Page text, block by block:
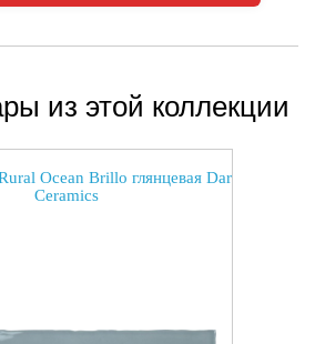
из этой коллекции
Ocean Brillo глянцевая Dar
Ceramics